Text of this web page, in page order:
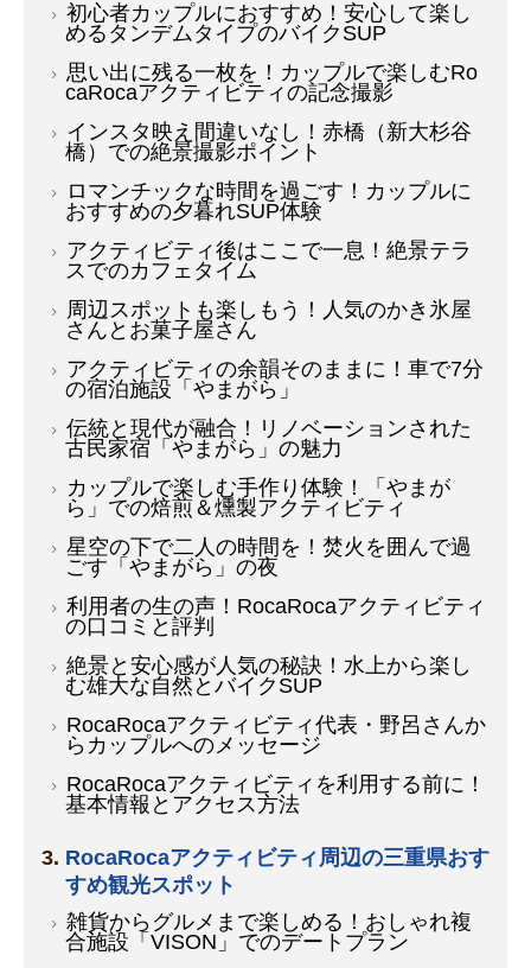
初心者カップルにおすすめ！安心して楽し
めるタンデムタイプのバイクSUP
思い出に残る一枚を！カップルで楽しむRo
caRocaアクティビティの記念撮影
インスタ映え間違いなし！赤橋（新大杉谷
橋）での絶景撮影ポイント
ロマンチックな時間を過ごす！カップルに
おすすめの夕暮れSUP体験
アクティビティ後はここで一息！絶景テラ
スでのカフェタイム
周辺スポットも楽しもう！人気のかき氷屋
さんとお菓子屋さん
アクティビティの余韻そのままに！車で7分
の宿泊施設「やまがら」
伝統と現代が融合！リノベーションされた
古民家宿「やまがら」の魅力
カップルで楽しむ手作り体験！「やまが
ら」での焙煎＆燻製アクティビティ
星空の下で二人の時間を！焚火を囲んで過
ごす「やまがら」の夜
利用者の生の声！RocaRocaアクティビティ
の口コミと評判
絶景と安心感が人気の秘訣！水上から楽し
む雄大な自然とバイクSUP
RocaRocaアクティビティ代表・野呂さんか
らカップルへのメッセージ
RocaRocaアクティビティを利用する前に！
基本情報とアクセス方法
RocaRocaアクティビティ周辺の三重県おす
すめ観光スポット
雑貨からグルメまで楽しめる！おしゃれ複
合施設「VISON」でのデートプラン